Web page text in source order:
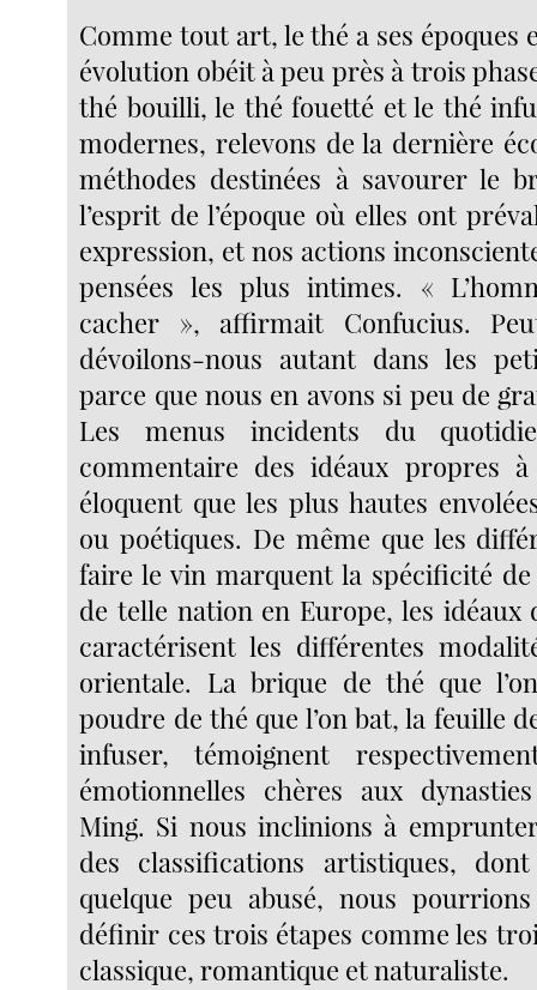
Comme tout art, le thé a ses époques
évolution obéit à peu près à trois
thé bouilli, le thé fouetté et le thé
modernes, relevons de la dernière
méthodes destinées à savourer le
l’esprit de l’époque où elles ont
expression, et nos actions
pensées les plus intimes. «
cacher », affirmait Confucius.
dévoilons-nous autant dans les
parce que nous en avons si peu de
Les menus incidents du
commentaire des idéaux propres
éloquent que les plus hautes
ou poétiques. De même que les
faire le vin marquent la spécificité
de telle nation en Europe, les idéaux
caractérisent les différentes
orientale. La brique de thé que
poudre de thé que l’on bat, la feuille
infuser, témoignent
émotionnelles chères aux
Ming. Si nous inclinions à
des classifications artistiques,
quelque peu abusé, nous
définir ces trois étapes comme les
classique, romantique et naturaliste.